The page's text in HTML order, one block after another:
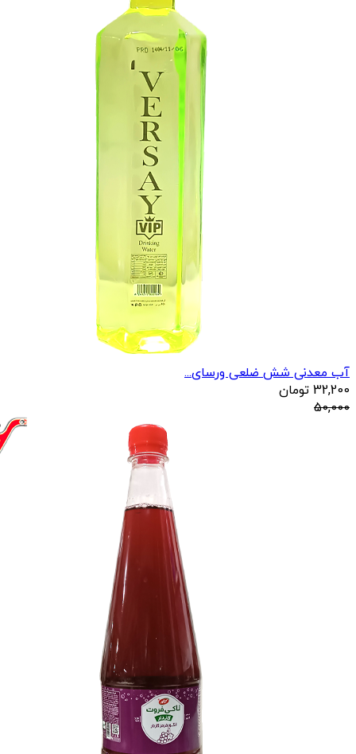
آب معدنی شش ضلعی ورسای...
32,200 تومان
50,000